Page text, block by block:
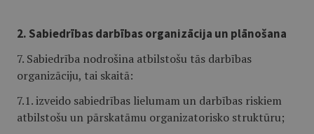
2. Sabiedrības darbības organizācija un plānošana
7. Sabiedrība nodrošina atbilstošu tās darbības
organizāciju, tai skaitā:
7.1. izveido sabiedrības lielumam un darbības riskiem
atbilstošu un pārskatāmu organizatorisko struktūru;